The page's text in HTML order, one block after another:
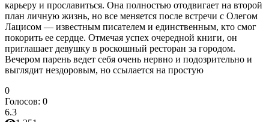
карьеру и прославиться. Она полностью отодвигает на второй
план личную жизнь, но все меняется после встречи с Олегом
Лацисом — известным писателем и единственным, кто смог
покорить ее сердце. Отмечая успех очередной книги, он
приглашает девушку в роскошный ресторан за городом.
Вечером парень ведет себя очень нервно и подозрительно и
выглядит нездоровым, но ссылается на простую
0
Голосов: 0
6.3